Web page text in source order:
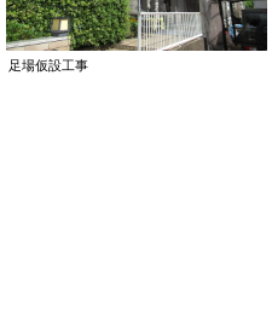
足場仮設工事